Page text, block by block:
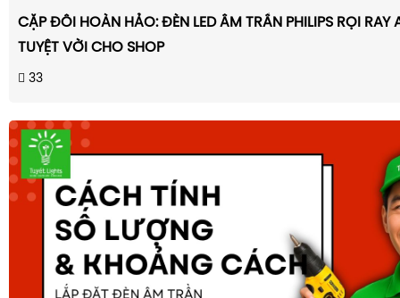
CẶP ĐÔI HOÀN HẢO: ĐÈN LED ÂM TRẦN PHILIPS RỌI RAY
TUYỆT VỜI CHO SHOP
33